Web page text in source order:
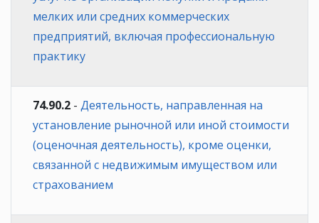
мелких или средних коммерческих
предприятий, включая профессиональную
практику
74.90.2 - Деятельность, направленная на
установление рыночной или иной стоимости
(оценочная деятельность), кроме оценки,
связанной с недвижимым имуществом или
страхованием